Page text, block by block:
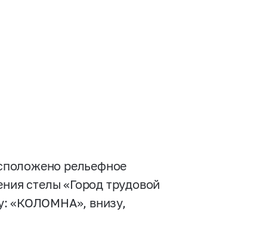
рельефное
стелы «Город трудовой
«КОЛОМНА», внизу,